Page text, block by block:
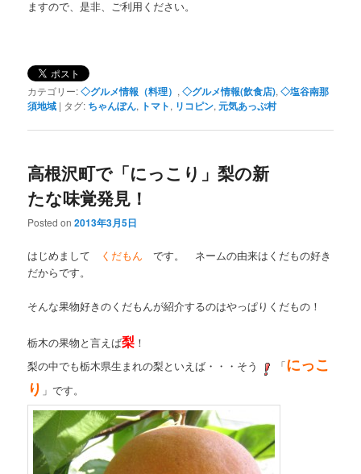
ますので、是非、ご利用ください。
カテゴリー:◇グルメ情報（料理） ,◇グルメ情報(飲食店),◇塩谷南那
須地域 | タグ: ちゃんぽん, トマト, リコピン,元気あっぷ村
高根沢町で「にっこり」梨の新
たな味覚発見！
Posted on2013年3月5日
はじめまして くだもん です。 ネームの由来はくだもの好き
だからです。
そんな果物好きのくだもんが紹介するのはやっぱりくだもの！
栃木の果物と言えば梨 ！
梨の中でも栃木県生まれの梨といえば・・・そう
「にっこ
り 」です。